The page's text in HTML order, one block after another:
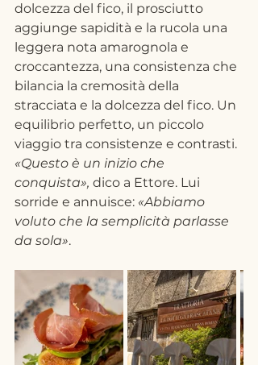
dolcezza del fico, il prosciutto
aggiunge sapidità e la rucola una
leggera nota amarognola e
croccantezza, una consistenza che
bilancia la cremosità della
stracciata e la dolcezza del fico. Un
equilibrio perfetto, un piccolo
viaggio tra consistenze e contrasti.
«Questo è un inizio che
conquista», dico a Ettore. Lui
sorride e annuisce: «Abbiamo
voluto che la semplicità parlasse
da sola».